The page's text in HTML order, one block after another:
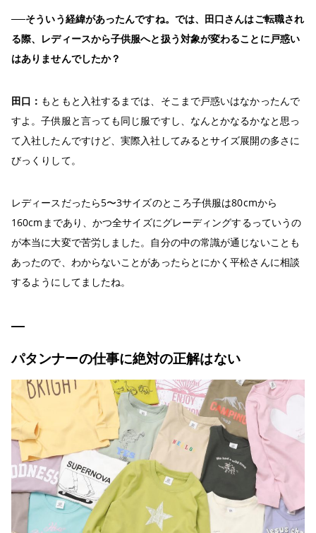
──そういう経緯があったんですね。では、田口さんはご転職され
る際、レディースから子供服へと扱う対象が変わることに戸惑い
はありませんでしたか？
田口： もともと入社するまでは、そこまで戸惑いはなかったんで
すよ。子供服と言っても同じ服ですし、なんとかなるかなと思っ
て入社したんですけど、実際入社してみるとサイズ展開の多さに
びっくりして。
レディースだったら5〜3サイズのところ子供服は80cmから
160cmまであり、かつ全サイズにグレーディングするっていうの
が本当に大変で苦労しました。自分の中の常識が通じないことも
あったので、わからないことがあったらとにかく平松さんに相談
するようにしてましたね。
パタンナーの仕事に絶対の正解はない